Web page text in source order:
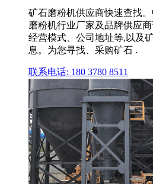
矿石磨粉机供应商快速查找
磨粉机行业厂家及品牌供应
经营模式、公司地址等,以及
息。为您寻找、采购矿石 .
联系电话: 180 3780 8511